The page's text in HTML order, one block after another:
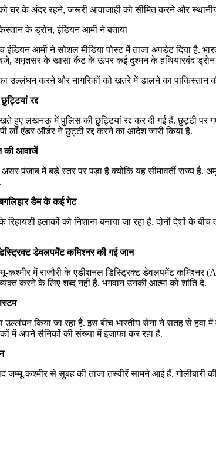
घर के अंदर रहने, जरूरी आवाजाही को सीमित करने और स्थानीय
के ड्रोन, इंडियन आर्मी ने बताया
आर्मी ने सोशल मीडिया पोस्ट में ताजा अपडेट दिया है.
अमृतसर के खासा कैंट के ऊपर कई दुश्मन के हथियारबंद ड्रोन
उल्लंघन करने और नागरिकों को खतरे में डालने का पाकिस्तान
रद्द
हुए लखनऊ में पुलिस की छुट्टियां रद्द कर दी गई हैं. छुट्टी पर
लॉ एंडर ऑर्डर ने छुट्टी रद्द करने का आदेश जारी किया है.
की आवाजें
असर पंजाब में बड़े स्तर पर पड़ा है क्योंकि यह सीमावर्ती राज्य
डैम के कई गेट
रिहायशी इलाकों को निशाना बनाया जा रहा है. दोनों देशों के
डेवलपमेंट कमिश्नर की गई जान
कश्मीर में राजौरी के एडीशनल डिस्ट्रिक्ट डेवलपमेंट
करने के लिए शब्द नहीं हैं. भगवान उनकी आत्मा को शांति दे.
किया जा रहा है. इस बीच भारतीय सेना ने सतह से
में अपने सैनिकों की संख्या में इजाफा कर रहा है.
जम्मू-कश्मीर से सुबह की ताजा तस्वीरें सामने आई हैं. गोलीबारी